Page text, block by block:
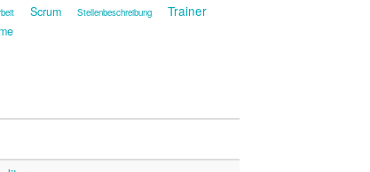
Scrum Stellenbeschreibung Trainer